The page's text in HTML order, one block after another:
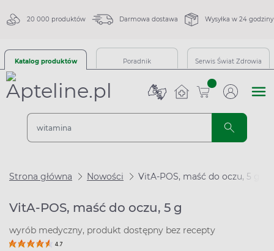
20 000 produktów Darmowa dostawa Wysyłka w 24 godziny
Katalog produktów Poradnik Serwis Świat Zdrowia
sztuk
Strona główna Nowości VitA-POS, maść do oczu, 5 g
VitA-POS, maść do oczu, 5 g
wyrób medyczny, produkt dostępny bez recepty
4.7